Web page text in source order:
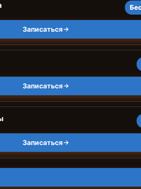
Записаться
Записаться
Записаться